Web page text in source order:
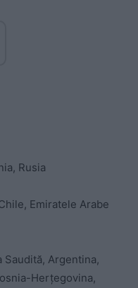
Rusia
Emiratele Arabe
Saudită, Argentina,
Herțegovina,